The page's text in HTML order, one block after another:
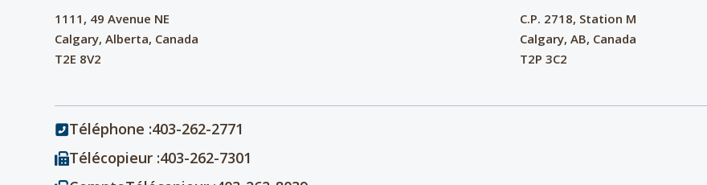
1111, 49 Avenue NE
Calgary, Alberta, Canada
T2E 8V2
C.P. 2718, Station M
Calgary, AB, Canada
T2P 3C2
Téléphone :403-262-2771
Télécopieur :403-262-7301